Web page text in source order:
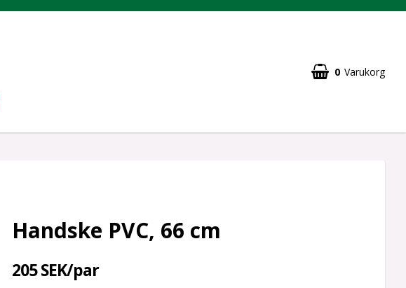
0 Varukorg
Handske PVC, 66 cm
205 SEK/par